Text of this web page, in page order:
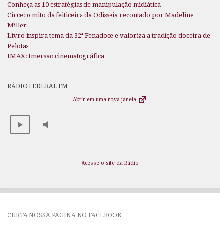
Conheça as 10 estratégias de manipulação midiática
Circe: o mito da feiticeira da Odisseia recontado por Madeline
Miller
Livro inspira tema da 32ª Fenadoce e valoriza a tradição doceira de
Pelotas
IMAX: Imersão cinematográfica
RÁDIO FEDERAL FM
Abrir em uma nova janela
Acesse o site da Rádio
CURTA NOSSA PÁGINA NO FACEBOOK